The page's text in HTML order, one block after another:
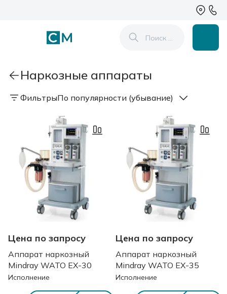
Наркозные аппараты
ФильтрыПо популярности (убывание)
Цена по запросу
Аппарат наркозный
Mindray WATO EX-30
Исполнение
Цена по запросу
Аппарат наркозный
Mindray WATO EX-35
Исполнение